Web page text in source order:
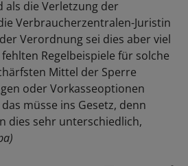
als die Verletzung der
Verbraucherzentralen-Juristin
Verordnung sei dies aber viel
Regelbeispiele für solche
Mittel der Sperre
oder Vorkasseoptionen
müsse ins Gesetz, denn
dies sehr unterschiedlich,